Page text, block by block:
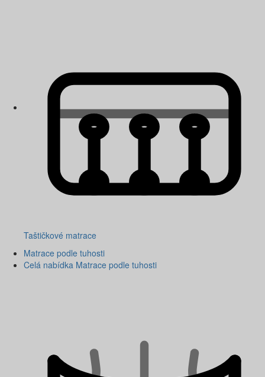
Taštičkové matrace
Matrace podle tuhosti
Celá nabídka Matrace podle tuhosti